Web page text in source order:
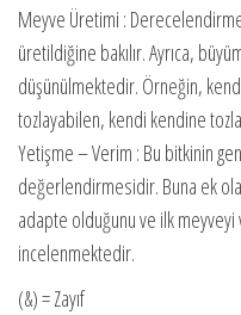
Meyve Üretimi :
üretildiğine bakılır. Ayrıca,
düşünülmektedir. Örneğin,
tozlayabilen, kendi kendine
Yetişme – Verim : Bu bitkinin
değerlendirmesidir. Buna ek
adapte olduğunu ve ilk
incelenmektedir.
(&) = Zayıf